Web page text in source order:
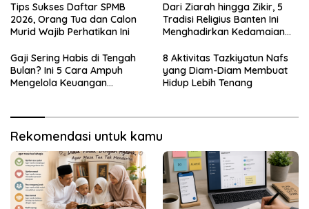
Tips Sukses Daftar SPMB
2026, Orang Tua dan Calon
Murid Wajib Perhatikan Ini
Dari Ziarah hingga Zikir, 5
Tradisi Religius Banten Ini
Menghadirkan Kedamaian
Gaji Sering Habis di Tengah
Bulan? Ini 5 Cara Ampuh
Mengelola Keuangan
8 Aktivitas Tazkiyatun Nafs
yang Diam-Diam Membuat
Hidup Lebih Tenang
Rekomendasi untuk kamu